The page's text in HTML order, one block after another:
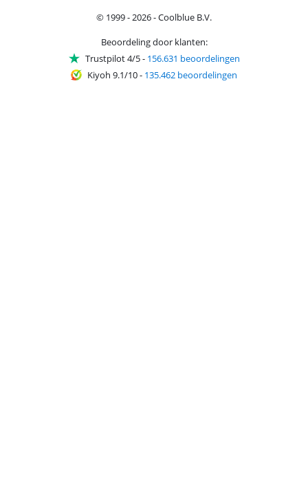
© 1999 - 2026 - Coolblue B.V.
Beoordeling door klanten:
Trustpilot 4/5- 156.631 beoordelingen
Kiyoh 9.1/10- 135.462 beoordelingen